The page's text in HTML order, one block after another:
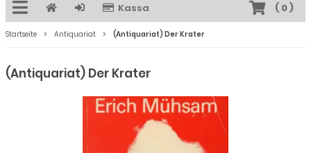
Kassa ( 0)
Startseite Antiquariat (Antiquariat) Der Krater
(Antiquariat) Der Krater